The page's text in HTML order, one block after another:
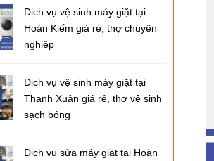
Dịch vụ vệ sinh máy giặt tại
Hoàn Kiếm giá rẻ, thợ chuyên
nghiệp
Dịch vụ vệ sinh máy giặt tại
Thanh Xuân giá rẻ, thợ vệ sinh
sạch bóng
Dịch vụ sửa máy giặt tại Hoàn